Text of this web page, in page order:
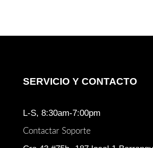
SERVICIO Y CONTACTO
L-S, 8:30am-7:00pm
Contactar Soporte